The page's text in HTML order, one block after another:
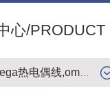
心/PRODUCT